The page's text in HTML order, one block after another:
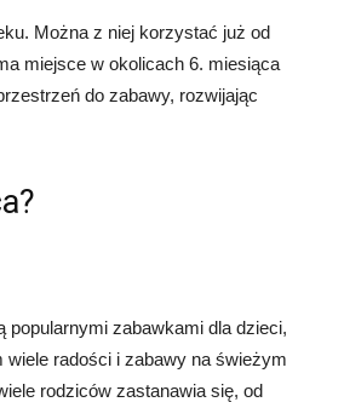
Można z niej korzystać już od
miejsce w okolicach 6. miesiąca
do zabawy, rozwijając
popularnymi zabawkami dla dzieci,
wiele radości i zabawy na świeżym
rodziców zastanawia się, od